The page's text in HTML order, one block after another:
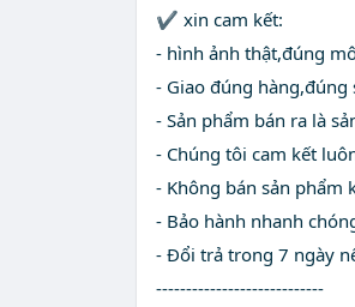
✔️ xin cam kết:
- hình ảnh thật,đúng
- Giao đúng hàng,đúng
- Sản phẩm bán ra là
- Chúng tôi cam kết
- Không bán sản phẩm
- Bảo hành nhanh
- Đổi trả trong 7 ngày
----------------------------